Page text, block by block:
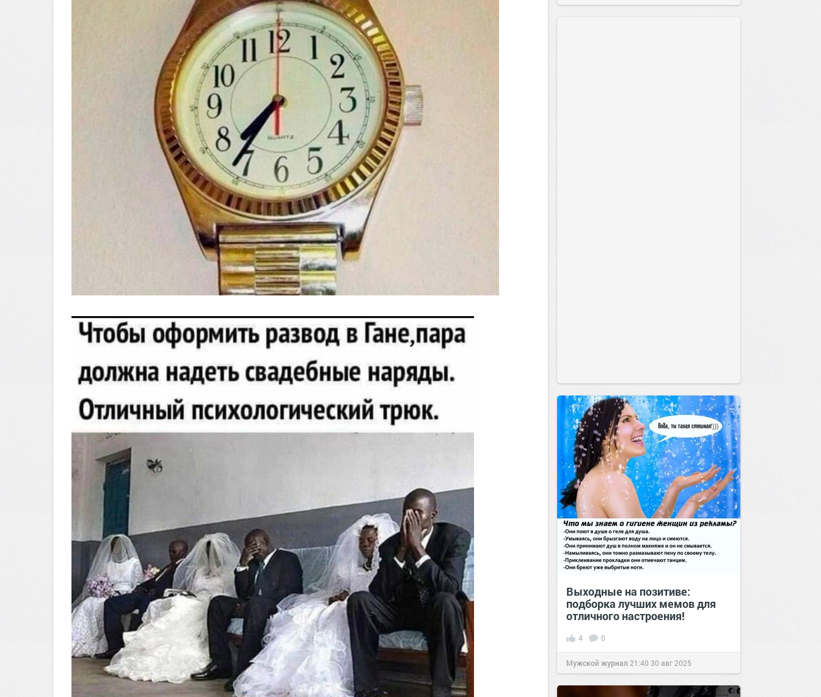
Выходные на позитиве:
подборка лучших мемов для
отличного настроения!
4 0
Мужской журнал 21:40 30 авг 2025